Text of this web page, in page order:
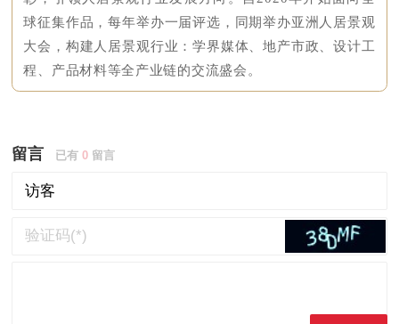
球征集作品，每年举办一届评选，同期举办亚洲人居景观
大会，构建人居景观行业：学界媒体、地产市政、设计工
程、产品材料等全产业链的交流盛会。
留言 已有 0留言